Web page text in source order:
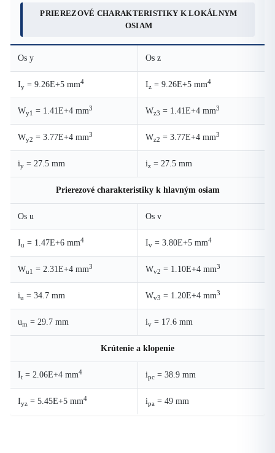
PRIEREZOVÉ CHARAKTERISTIKY K LOKÁLNYM
OSIAM
Os y Os z
Iy = 9.26E+5 mm4 Iz = 9.26E+5 mm4
Wy1 = 1.41E+4 mm3 Wz3 = 1.41E+4 mm3
Wy2 = 3.77E+4 mm3 Wz2 = 3.77E+4 mm3
iy = 27.5 mm iz = 27.5 mm
Prierezové charakteristiky k hlavným osiam
Os u Os v
Iu = 1.47E+6 mm4 Iv = 3.80E+5 mm4
Wu1 = 2.31E+4 mm3 Wv2 = 1.10E+4 mm3
iu = 34.7 mm Wv3 = 1.20E+4 mm3
um = 29.7 mm iv = 17.6 mm
Krútenie a klopenie
It = 2.06E+4 mm4 ipc = 38.9 mm
Iyz = 5.45E+5 mm4 ipa = 49 mm